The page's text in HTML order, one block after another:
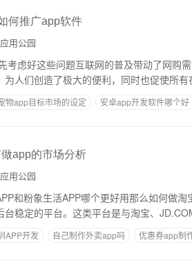
何推广app软件
应用公园
考虑好这些问题互联网的普及带动了网购
为人们创造了极大的便利，同时也促使所
物app目标市场的设定 安卓app开发软件哪个好
app的市场分析
应用公园
和粉象生活APP哪个更好用那么如何做
稳定的平台。这类平台是与淘宝、
APP开发 自己制作外卖app吗 优惠券app制